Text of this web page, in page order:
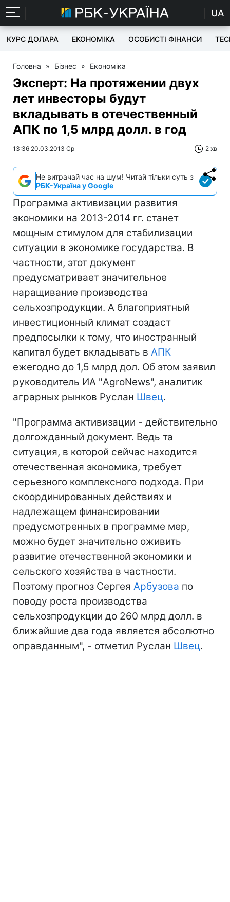
UA
КУРС ДОЛАРА ЕКОНОМІКА ОСОБИСТІ ФІНАНСИ
Головна » Бізнес » Економіка
Эксперт: На протяжении двух
лет инвесторы будут
вкладывать в отечественный
АПК по 1,5 млрд долл. в год
13:36 20.03.2013 Ср 2 хв
Не витрачай час на шум! Читай тільки суть з
РБК-Україна у Google
Программа активизации развития
экономики на 2013-2014 гг. станет
мощным стимулом для стабилизации
ситуации в экономике государства. В
частности, этот документ
предусматривает значительное
наращивание производства
сельхозпродукции. А благоприятный
инвестиционный климат создаст
предпосылки к тому, что иностранный
капитал будет вкладывать в АПК
ежегодно до 1,5 млрд дол. Об этом заявил
руководитель ИА "AgroNews", аналитик
аграрных рынков Руслан Швец.
"Программа активизации - действительно
долгожданный документ. Ведь та
ситуация, в которой сейчас находится
отечественная экономика, требует
серьезного комплексного подхода. При
скоординированных действиях и
надлежащем финансировании
предусмотренных в программе мер,
можно будет значительно оживить
развитие отечественной экономики и
сельского хозяйства в частности.
Поэтому прогноз Сергея Арбузова по
поводу роста производства
сельхозпродукции до 260 млрд долл. в
ближайшие два года является абсолютно
оправданным", - отметил Руслан Швец.